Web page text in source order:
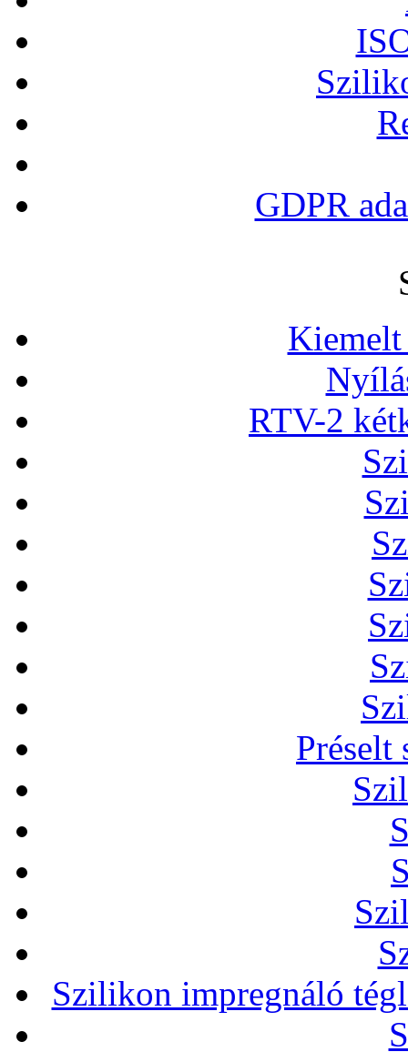
GDPR
RTV-2
Préselt
Szilikon impregnáló